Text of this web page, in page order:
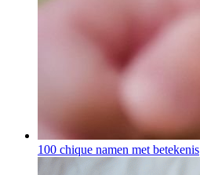
100 chique namen met betekenis